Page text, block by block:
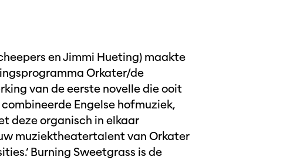
en Jimmi Hueting) maakte
Orkater/de
van de eerste novelle die ooit
Engelse hofmuziek,
deze organisch in elkaar
muziektheatertalent van Orkater
Burning Sweetgrass is de